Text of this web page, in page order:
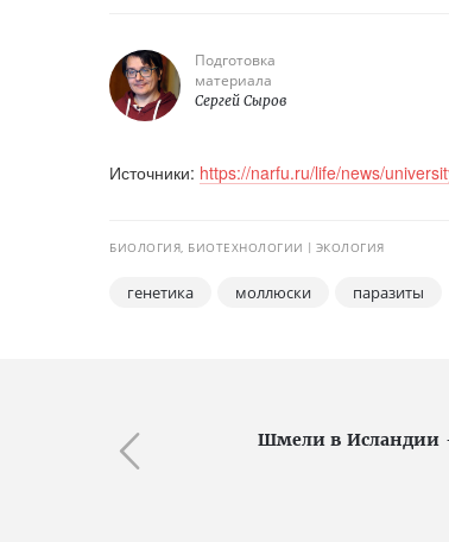
Подготовка
материала
Сергей Сыров
Источники: https://narfu.ru/life/news/
БИОЛОГИЯ, БИОТЕХНОЛОГИИ ЭКОЛОГИЯ
генетика моллюски паразиты
Шмели в Исландии